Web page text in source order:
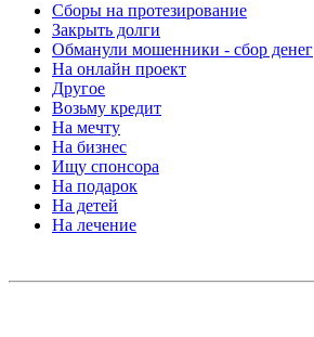
Сборы на протезирование
Закрыть долги
Обманули мошенники - сбор денег
На онлайн проект
Другое
Возьму кредит
На мечту
На бизнес
Ищу спонсора
На подарок
На детей
На лечение